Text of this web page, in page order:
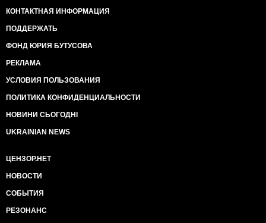
КОНТАКТНАЯ ИНФОРМАЦИЯ
ПОДДЕРЖАТЬ
ФОНД ЮРИЯ БУТУСОВА
РЕКЛАМА
УСЛОВИЯ ПОЛЬЗОВАНИЯ
ПОЛИТИКА КОНФИДЕНЦИАЛЬНОСТИ
НОВИНИ СЬОГОДНІ
UKRAINIAN NEWS
ЦЕНЗОР.НЕТ
НОВОСТИ
СОБЫТИЯ
РЕЗОНАНС